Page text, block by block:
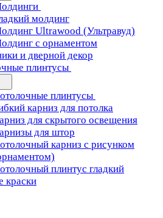
молдинг
Ultrawood (Ультравуд)
с орнаментом
и дверной декор
плинтусы
плинтусы
карниз для потолка
для скрытого освещения
для штор
карниз с рисунком
плинтус гладкий
краски